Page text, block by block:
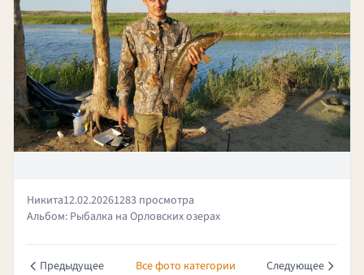
Никита12.02.20261283 просмотра
Альбом: Рыбалка на Орловских озерах
Предыдущее Все фото категории Следующее